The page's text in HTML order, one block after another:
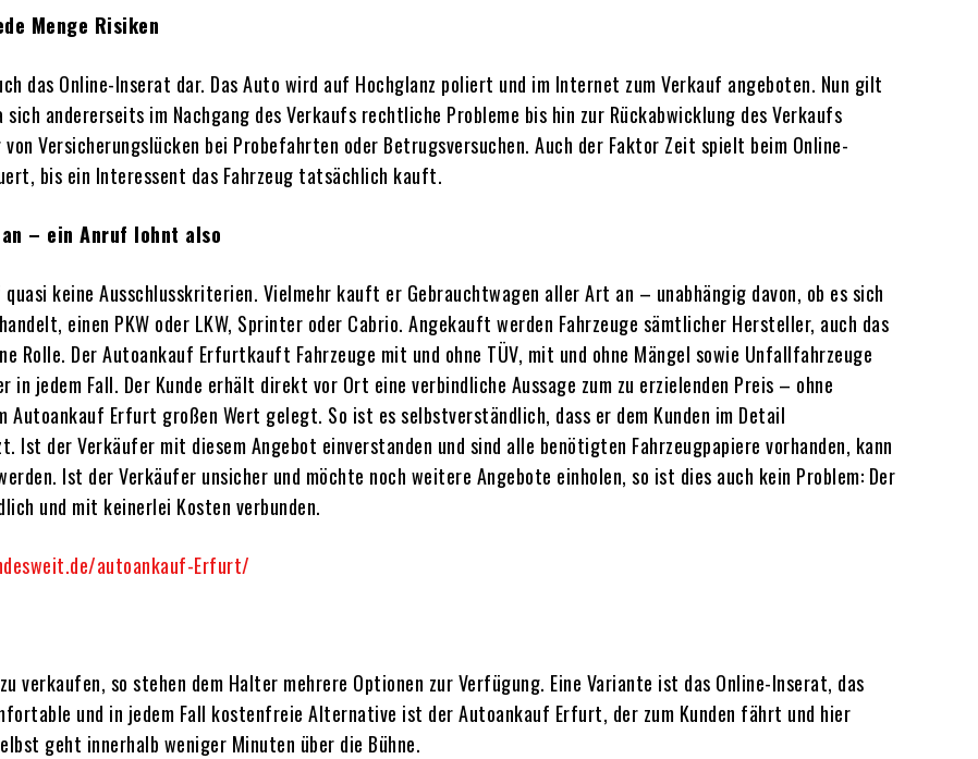
Menge Risiken
das Online-Inserat dar. Das Auto wird auf Hochglanz poliert und im Internet zum Verkauf angeboten. Nun gilt
andererseits im Nachgang des Verkaufs rechtliche Probleme bis hin zur Rückabwicklung des Verkaufs
Versicherungslücken bei Probefahrten oder Betrugsversuchen. Auch der Faktor Zeit spielt beim Online-
bis ein Interessent das Fahrzeug tatsächlich kauft.
– ein Anruf lohnt also
keine Ausschlusskriterien. Vielmehr kauft er Gebrauchtwagen aller Art an – unabhängig davon, ob es sich
einen PKW oder LKW, Sprinter oder Cabrio. Angekauft werden Fahrzeuge sämtlicher Hersteller, auch das
Rolle. Der Autoankauf Erfurtkauft Fahrzeuge mit und ohne TÜV, mit und ohne Mängel sowie Unfallfahrzeuge
in jedem Fall. Der Kunde erhält direkt vor Ort eine verbindliche Aussage zum zu erzielenden Preis – ohne
Autoankauf Erfurt großen Wert gelegt. So ist es selbstverständlich, dass er dem Kunden im Detail
Ist der Verkäufer mit diesem Angebot einverstanden und sind alle benötigten Fahrzeugpapiere vorhanden, kann
Ist der Verkäufer unsicher und möchte noch weitere Angebote einholen, so ist dies auch kein Problem: Der
und mit keinerlei Kosten verbunden.
autoankauf-Erfurt/
verkaufen, so stehen dem Halter mehrere Optionen zur Verfügung. Eine Variante ist das Online-Inserat, das
und in jedem Fall kostenfreie Alternative ist der Autoankauf Erfurt, der zum Kunden fährt und hier
geht innerhalb weniger Minuten über die Bühne.